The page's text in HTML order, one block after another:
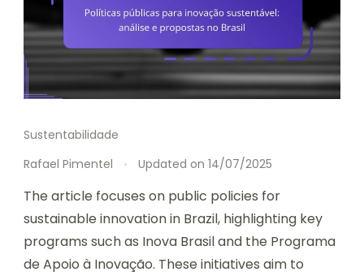
Sustentabilidade
Rafael Pimentel
Updated on 14/07/2025
The article focuses on public policies for
sustainable innovation in Brazil, highlighting key
programs such as Inova Brasil and the Programa
de Apoio à Inovação. These initiatives aim to